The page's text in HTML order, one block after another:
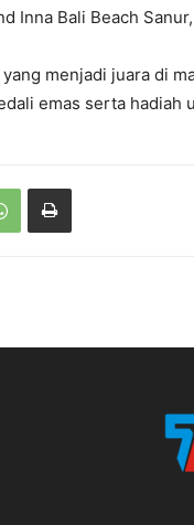
Inna Bali Beach
menjadi juara di
emas serta hadiah